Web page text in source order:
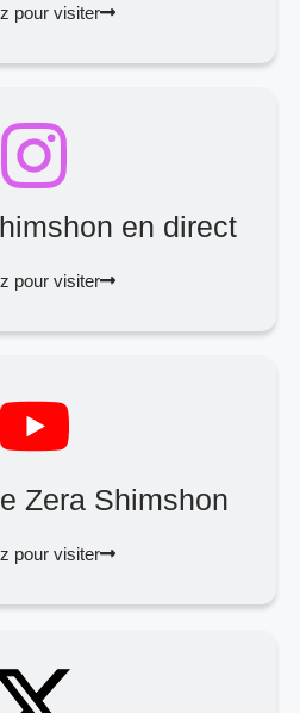
pour visiter
en direct
pour visiter
Zera Shimshon
pour visiter